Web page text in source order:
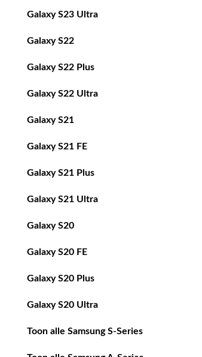
Galaxy S23 Ultra
Galaxy S22
Galaxy S22 Plus
Galaxy S22 Ultra
Galaxy S21
Galaxy S21 FE
Galaxy S21 Plus
Galaxy S21 Ultra
Galaxy S20
Galaxy S20 FE
Galaxy S20 Plus
Galaxy S20 Ultra
Toon alle Samsung S-Series